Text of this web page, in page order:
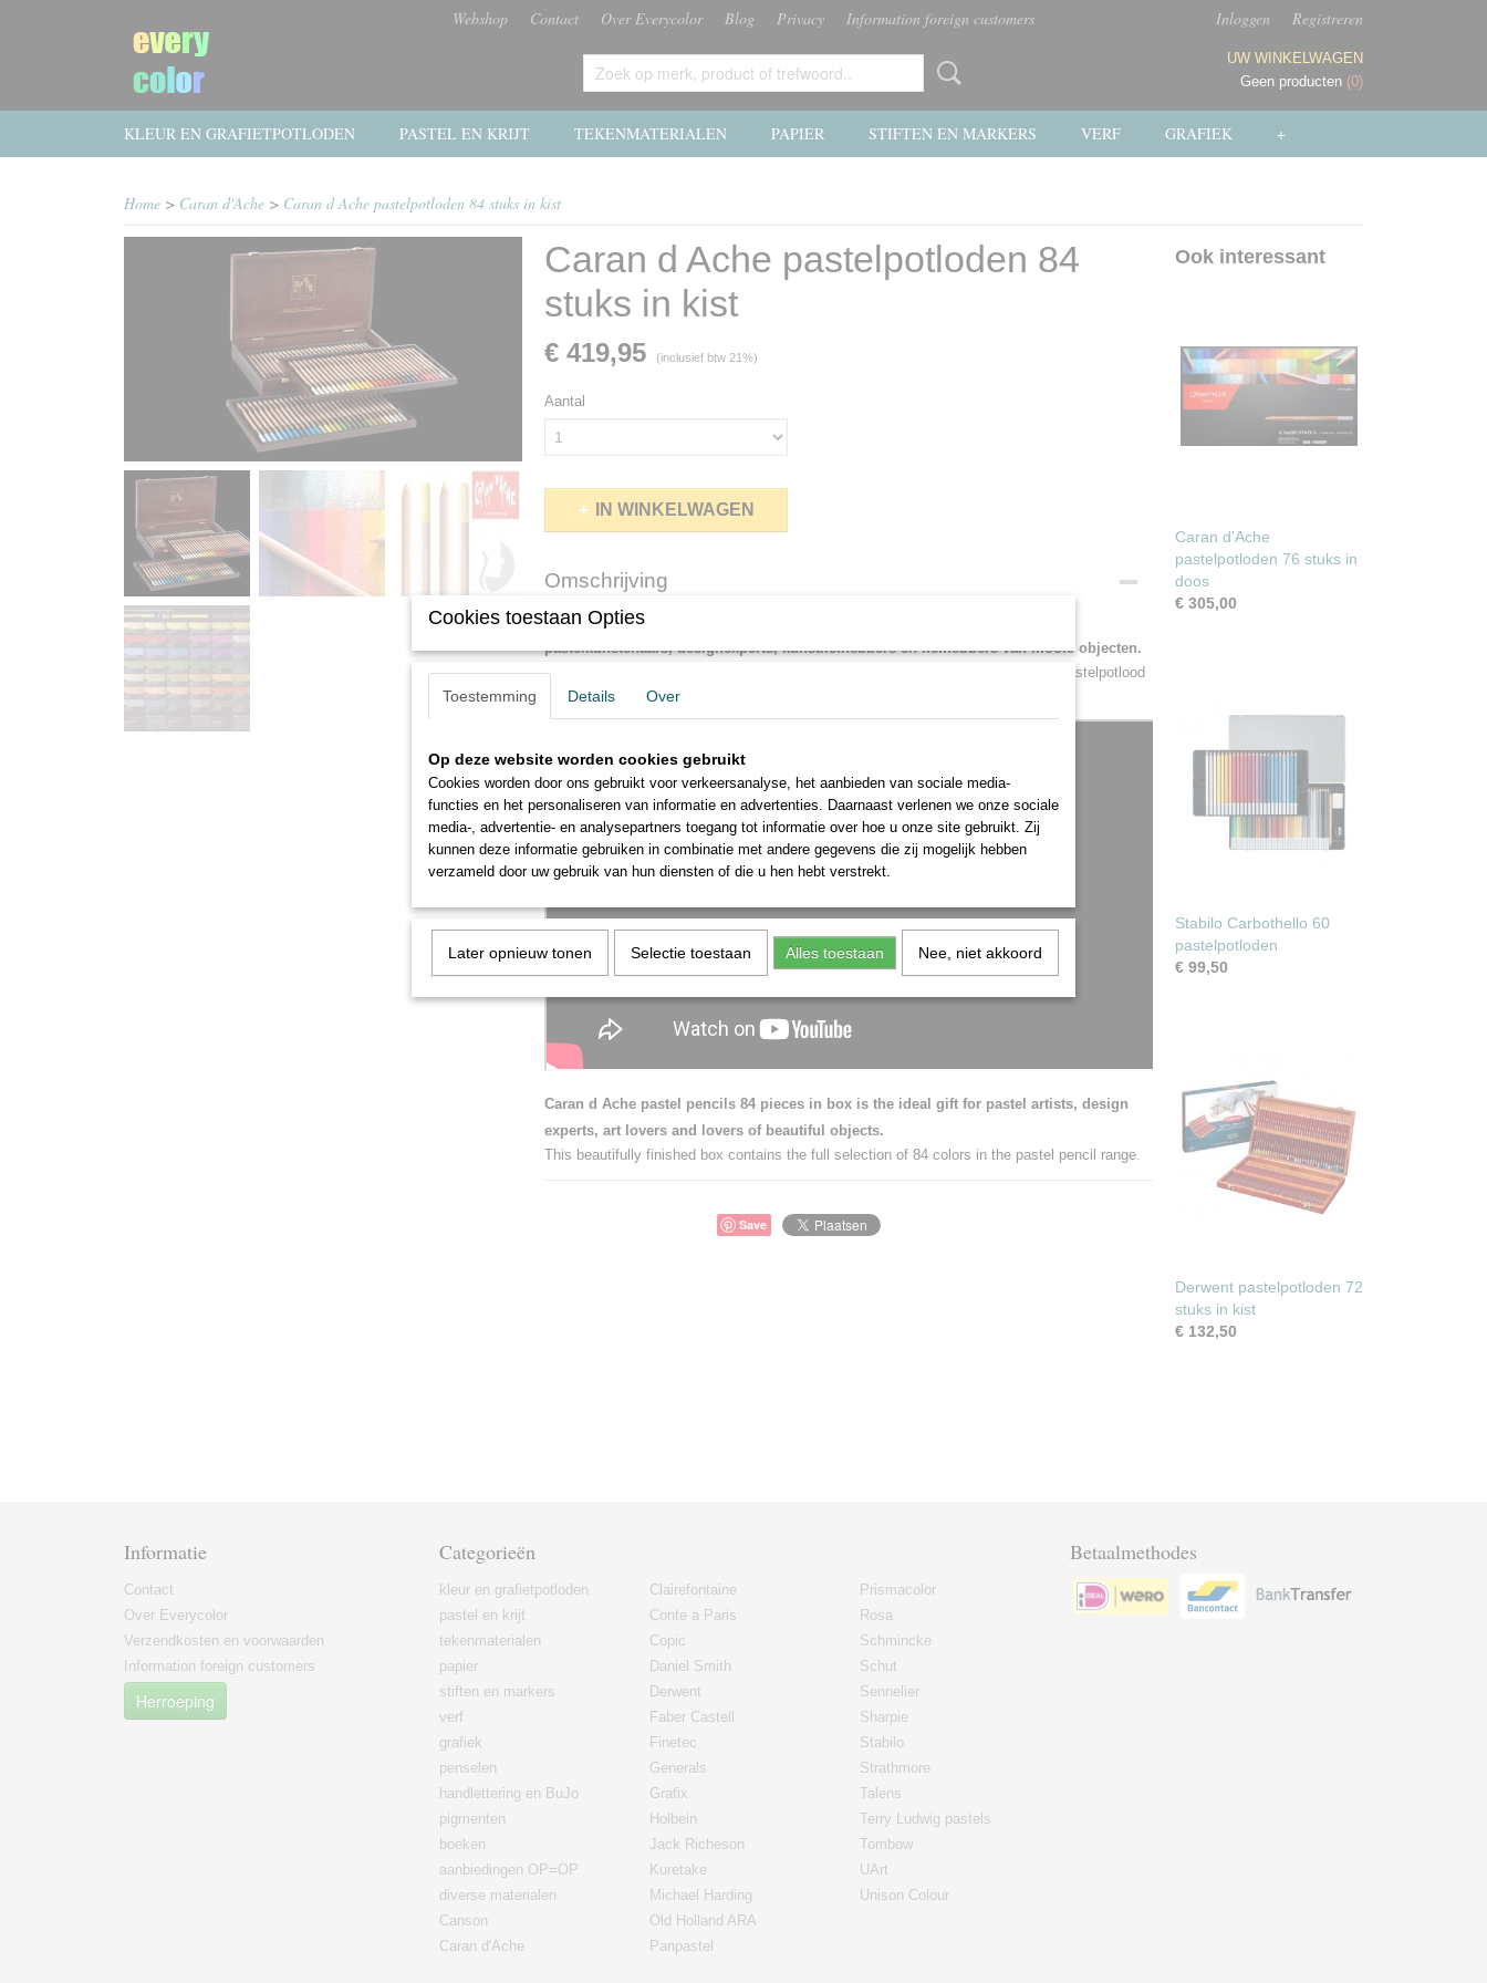
Webshop Contact Over Everycolor Blog Privacy Information foreign customers Inloggen Registreren
UW WINKELWAGEN
Geen producten (0)
KLEUR EN GRAFIETPOTLODEN PASTEL EN KRIJT TEKENMATERIALEN PAPIER STIFTEN EN MARKERS VERF GRAFIEK +
Home > Caran d'Ache > Caran d Ache pastelpotloden 84 stuks in kist
Caran d Ache pastelpotloden 84
stuks in kist
€ 419,95 (inclusief btw 21%)
Aantal
IN WINKELWAGEN
Omschrijving
Caran d Ache pastelpotloden 84 stuks in kist is het ideale geschenk voor
pastelkunstenaars, designexperts, kunstliefhebbers en liefhebbers van mooie objecten.
Deze prachtig afgewerkte doos bevat de volledige selectie van 84 kleuren in het pastelpotlood
assortiment.
Caran d Ache pastel pencils 84 pieces in box is the ideal gift for pastel artists, design
experts, art lovers and lovers of beautiful objects.
This beautifully finished box contains the full selection of 84 colors in the pastel pencil range.
Save
Ook interessant
Caran d'Ache
pastelpotloden 76 stuks in
doos
€ 305,00
Stabilo Carbothello 60
pastelpotloden
€ 99,50
Derwent pastelpotloden 72
stuks in kist
€ 132,50
Informatie
Contact
Over Everycolor
Verzendkosten en voorwaarden
Information foreign customers
Herroeping
Categorieën
kleur en grafietpotloden
pastel en krijt
tekenmaterialen
papier
stiften en markers
verf
grafiek
penselen
handlettering en BuJo
pigmenten
boeken
aanbiedingen OP=OP
diverse materialen
Canson
Caran d'Ache
Clairefontaine
Conte a Paris
Copic
Daniel Smith
Derwent
Faber Castell
Finetec
Generals
Grafix
Holbein
Jack Richeson
Kuretake
Michael Harding
Old Holland ARA
Panpastel
Prismacolor
Rosa
Schmincke
Schut
Sennelier
Sharpie
Stabilo
Strathmore
Talens
Terry Ludwig pastels
Tombow
UArt
Unison Colour
Betaalmethodes
Cookies toestaan Opties
Toestemming Details Over
Op deze website worden cookies gebruikt
Cookies worden door ons gebruikt voor verkeersanalyse, het aanbieden van sociale media-
functies en het personaliseren van informatie en advertenties. Daarnaast verlenen we onze sociale
media-, advertentie- en analysepartners toegang tot informatie over hoe u onze site gebruikt. Zij
kunnen deze informatie gebruiken in combinatie met andere gegevens die zij mogelijk hebben
verzameld door uw gebruik van hun diensten of die u hen hebt verstrekt.
Later opnieuw tonen Selectie toestaan Alles toestaan Nee, niet akkoord